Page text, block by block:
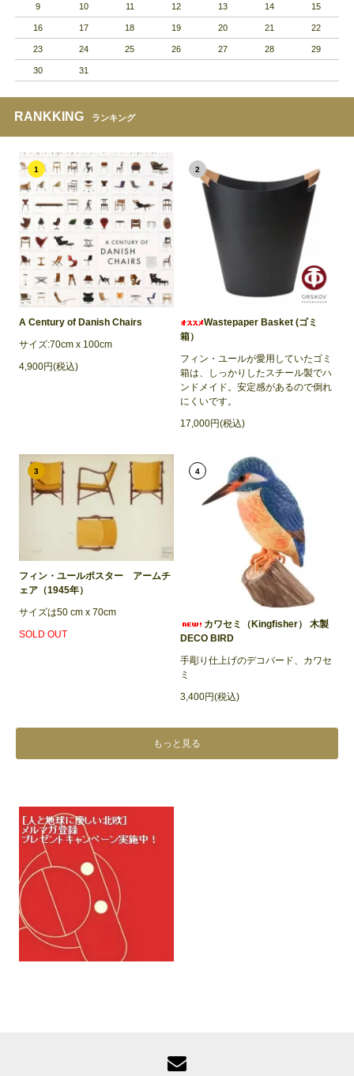
9 10 11 12 13 14 15
16 17 18 19 20 21 22
23 24 25 26 27 28 29
30 31
RANKKING ランキング
1
A Century of Danish Chairs
サイズ:70cm x 100cm
4,900円(税込)
2
Wastepaper Basket (ゴミ
箱）
フィン・ユールが愛用していたゴミ
箱は、しっかりしたスチール製でハ
ンドメイド。安定感があるので倒れ
にくいです。
17,000円(税込)
3
フィン・ユールポスター アームチ
ェア（1945年）
サイズは50 cm x 70cm
SOLD OUT
4
カワセミ（Kingfisher） 木製
DECO BIRD
手彫り仕上げのデコバード、カワセ
ミ
3,400円(税込)
もっと見る